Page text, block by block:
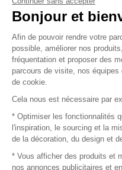
© 2016 –
Bonjour et
Afin de pouvoir rendre votre
possible, améliorer nos
fréquentation et proposer des
parcours de visite, nos
de cookie.
Cela nous est nécessaire par
* Optimiser les fonctionnalités
l'inspiration, le sourcing et la
de la décoration, du design et
* Vous afficher des produits et
nos annonces publicitaires et